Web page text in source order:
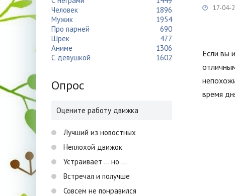
17-04-
Если вы
время
Человек
1896
Мужик
1954
Про парней
690
Шрек
477
Аниме
1306
С девушкой
1602
Опрос
Оцените работу движка
Лучший из новостных
Неплохой движок
Устраивает ... но ...
Встречал и получше
Совсем не понравился